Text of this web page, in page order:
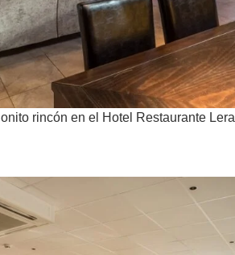
rincón en el Hotel Restaurante Lera